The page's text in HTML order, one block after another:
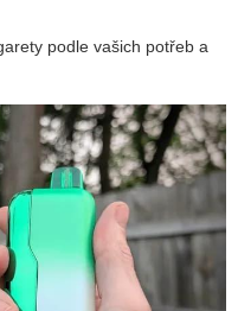
podle vašich potřeb a